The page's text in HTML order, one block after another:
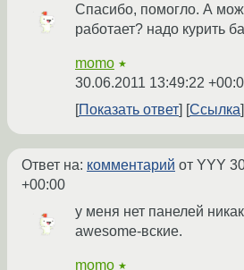
Спасибо, помогло. А
работает? надо курить
momo ★
30.06.2011 13:49:22
Показать ответ Ссылка
Ответ на: комментарий от YYY
+00:00
у меня нет панелей
awesome-вские.
momo ★